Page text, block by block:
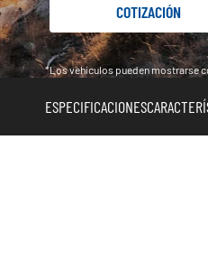
COTIZACIÓN
*Los vehículos pueden mostrarse
ESPECIFICACIONES